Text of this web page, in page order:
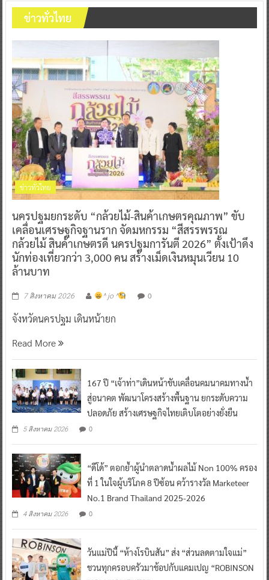
ข่าวทั่วไทย
ข่าวทั่วไทย
นครปฐมยกระดับ “กล้วยไม้-สินค้าเกษตรคุณภาพ” ขับ
เคลื่อนเศรษฐกิจฐานราก จัดมหกรรม “สีสรรพรรณ
กล้วยไม้ สินค้าเกษตรดี นครปฐมการันตี 2026” ตั้งเป้าดึง
นักท่องเที่ยวกว่า 3,000 คน สร้างเม็ดเงินหมุนเวียน 10
ล้านบาท
7 สิงหาคม 2026 ^ jo ^ 0
จังหวัดนครปฐม เดินหน้ายก
Read More
167 ปี “เจ้าท่า”เดินหน้าขับเคลื่อนคมนาคมทางน้ำ
สู่อนาคต พัฒนาโครงสร้างพื้นฐาน ยกระดับความ
ปลอดภัย สร้างเศรษฐกิจไทยเติบโตอย่างยั่งยืน
5 สิงหาคม 2026 0
“ดีโด้” ตอกย้ำผู้นำตลาดน้ำผลไม้ Non 100% ครอง
ที่ 1 ในใจผู้บริโภค 8 ปีซ้อน คว้ารางวัล Marketeer
No.1 Brand Thailand 2025-2026
4 สิงหาคม 2026 0
วันแม่ปีนี้ “ห้างโรบินสัน” ส่ง “ส่วนลดตามใจแม่”
ชวนทุกครอบครัวมาช้อปกับแคมเปญ “ROBINSON